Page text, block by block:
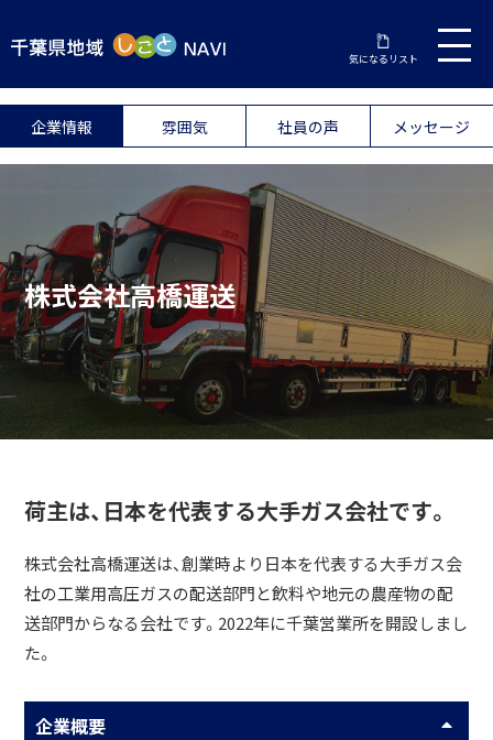
気になるリスト
企業情報 雰囲気 社員の声 メッセージ
株式会社高橋運送
荷主は、日本を代表する大手ガス会社です。
株式会社高橋運送は、創業時より日本を代表する大手ガス会
社の工業用高圧ガスの配送部門と飲料や地元の農産物の配
送部門からなる会社です。2022年に千葉営業所を開設しまし
た。
企業概要